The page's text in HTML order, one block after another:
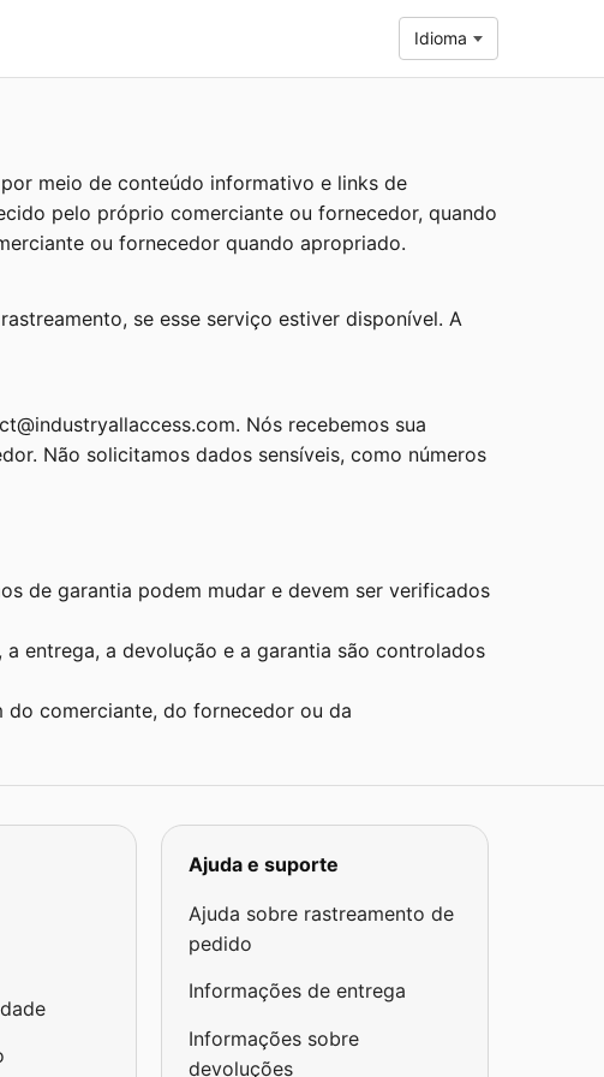
Idioma
meio de conteúdo informativo e links de
pelo próprio comerciante ou fornecedor, quando
ou fornecedor quando apropriado.
se esse serviço estiver disponível. A
Nós recebemos sua
Não solicitamos dados sensíveis, como números
de garantia podem mudar e devem ser verificados
entrega, a devolução e a garantia são controlados
do comerciante, do fornecedor ou da
Ajuda e suporte
Ajuda sobre rastreamento de
pedido
Informações de entrega
Informações sobre
devoluções